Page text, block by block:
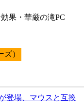
果・華厳の滝PC
）
登場、マウスと互換